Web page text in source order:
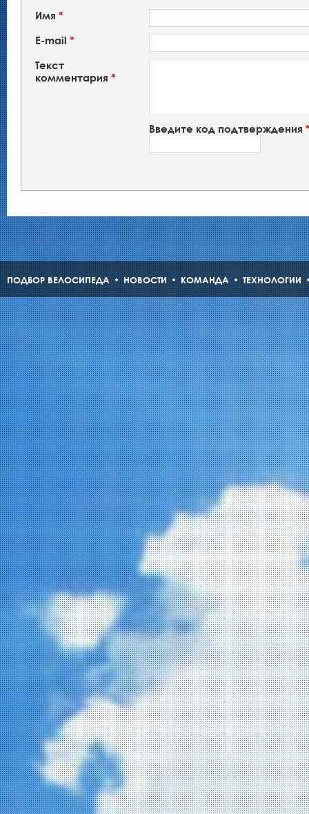
Имя *
E-mail *
Текст
комментария *
Введите код подтверждения
ПОДБОР ВЕЛОСИПЕДА НОВОСТИ КОМАНДА ТЕХНОЛОГИИ